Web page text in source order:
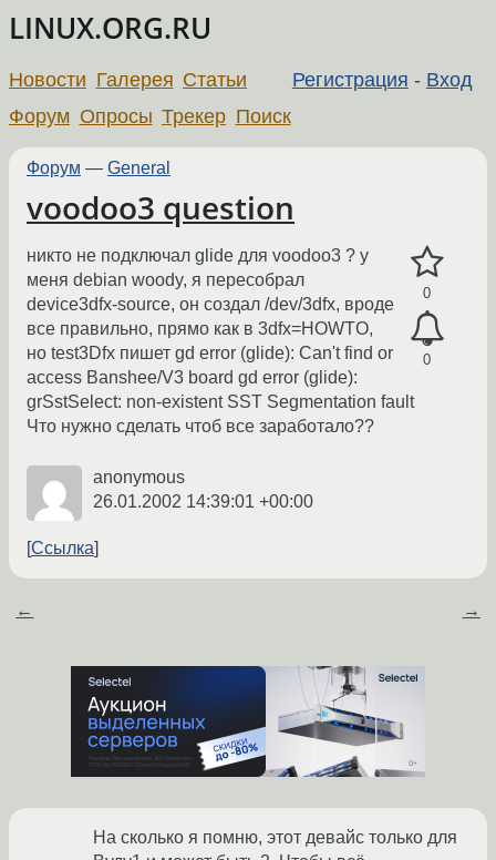
LINUX.ORG.RU
Регистрация - Вход
Новости Галерея Статьи
Форум Опросы Трекер Поиск
Форум — General
voodoo3 question
0
0
никто не подключал glide для voodoo3 ? у
меня debian woody, я пересобрал
device3dfx-source, он создал /dev/3dfx, вроде
все правильно, прямо как в 3dfx=HOWTO,
но test3Dfx пишет gd error (glide): Can't find or
access Banshee/V3 board gd error (glide):
grSstSelect: non-existent SST Segmentation fault
Что нужно сделать чтоб все заработало??
anonymous
26.01.2002 14:39:01 +00:00
Ссылка
← →
На сколько я помню, этот девайс только для